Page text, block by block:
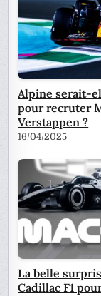
Alpine serait-
pour recruter
Verstappen ?
16/04/2025
La belle
Cadillac F1